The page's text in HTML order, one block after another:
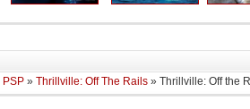
» Thrillville: Off The Rails» Thrillville: Off the